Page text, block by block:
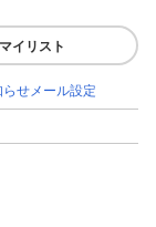
マイリスト
せメール設定